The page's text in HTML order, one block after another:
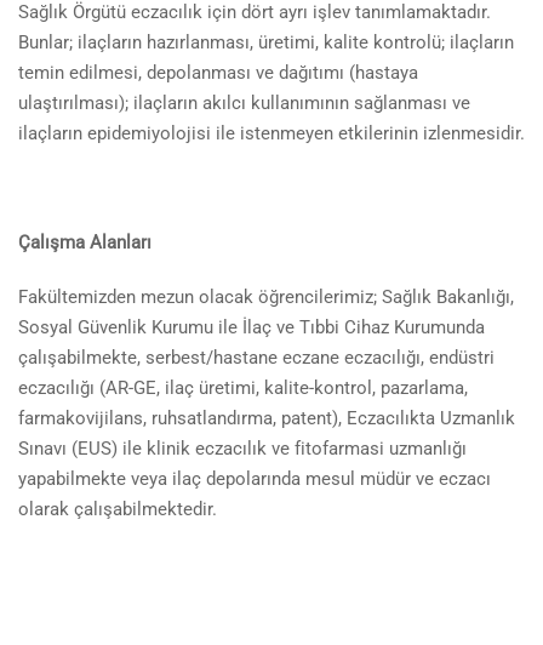
Sağlık Örgütü eczacılık için dört ayrı işlev tanımlamaktadır.
Bunlar; ilaçların hazırlanması, üretimi, kalite kontrolü; ilaçların
temin edilmesi, depolanması ve dağıtımı (hastaya
ulaştırılması); ilaçların akılcı kullanımının sağlanması ve
ilaçların epidemiyolojisi ile istenmeyen etkilerinin izlenmesidir.
Çalışma Alanları
Fakültemizden mezun olacak öğrencilerimiz; Sağlık Bakanlığı,
Sosyal Güvenlik Kurumu ile İlaç ve Tıbbi Cihaz Kurumunda
çalışabilmekte, serbest/hastane eczane eczacılığı, endüstri
eczacılığı (AR-GE, ilaç üretimi, kalite-kontrol, pazarlama,
farmakovijilans, ruhsatlandırma, patent), Eczacılıkta Uzmanlık
Sınavı (EUS) ile klinik eczacılık ve fitofarmasi uzmanlığı
yapabilmekte veya ilaç depolarında mesul müdür ve eczacı
olarak çalışabilmektedir.